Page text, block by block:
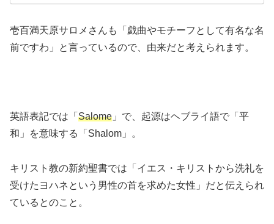
壱百満天原サロメさんも「戯曲やモチーフとして有名な名
前ですわ」と言っているので、由来だと考えられます。
英語表記では「 Salome 」で、起源はヘブライ語で「平
和」を意味する「Shalom」。
キリスト教の新約聖書では「イエス・キリストから洗礼を
受けたヨハネという男性の首を求めた女性」だと伝えられ
ているとのこと。